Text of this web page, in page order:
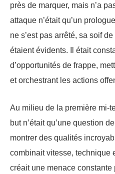
près de marquer, mais n’a
attaque n’était qu’un
ne s’est pas arrêté, sa soif
étaient évidents. Il était
d’opportunités de frappe,
et orchestrant les actions
Au milieu de la première mi-
but n’était qu’une question
montrer des qualités
combinait vitesse, technique
créait une menace